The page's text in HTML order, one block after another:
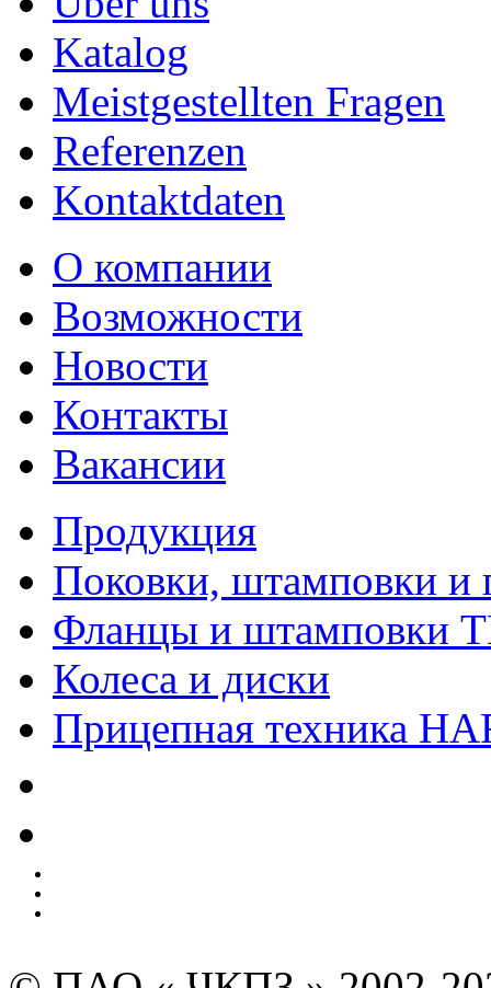
Katalog
Meistgestellten Fragen
Referenzen
Kontaktdaten
О компании
Возможности
Новости
Контакты
Вакансии
Продукция
Поковки, штамповки и
Фланцы и штамповки
Колеса и диски
Прицепная техника